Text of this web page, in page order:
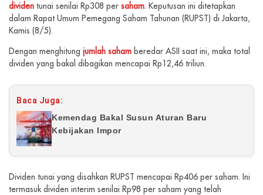
dividen tunai senilai Rp308 per saham. Keputusan ini ditetapkan
dalam Rapat Umum Pemegang Saham Tahunan (RUPST) di Jakarta,
Kamis (8/5).
Dengan menghitung jumlah saham beredar ASII saat ini, maka total
dividen yang bakal dibagikan mencapai Rp12,46 triliun.
Baca Juga:
Kemendag Bakal Susun Aturan Baru
Kebijakan Impor
Dividen tunai yang disahkan RUPST mencapai Rp406 per saham. Ini
termasuk dividen interim senilai Rp98 per saham yang telah